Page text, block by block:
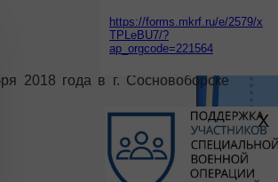
https://forms.mkrf.ru/e/2579/x
TPLeBU7/?
ap_orgcode=221564
X
2018 года в г. Сосновоборске